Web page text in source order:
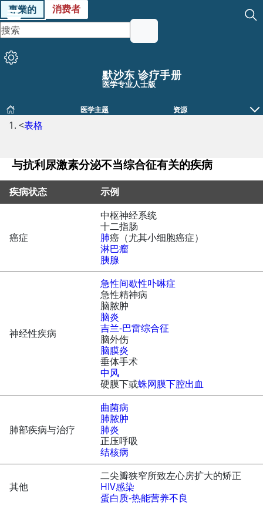
專業的 消费者
默沙东 诊疗手册
医学专业人士版
医学主题 资源
<表格
与抗利尿激素分泌不当综合征有关的疾病
疾病状态 示例
癌症
中枢神经系统
十二指肠
肺癌（尤其小细胞癌症）
淋巴瘤
胰腺
神经性疾病
急性间歇性卟啉症
急性精神病
脑脓肿
脑炎
吉兰-巴雷综合征
脑外伤
脑膜炎
垂体手术
中风
硬膜下或蛛网膜下腔出血
肺部疾病与治疗
曲菌病
肺脓肿
肺炎
正压呼吸
结核病
其他
二尖瓣狭窄所致左心房扩大的矫正
HIV感染
蛋白质-热能营养不良